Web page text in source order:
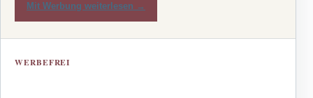
Mit Werbung weiterlesen →
WERBEFREI